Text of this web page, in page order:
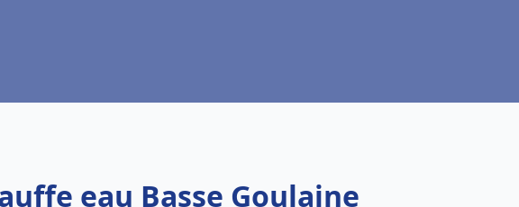
eau Basse Goulaine